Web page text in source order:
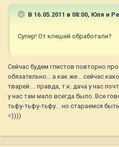
В 16.05.2011 в 08:00, Юля и
Супер! От клешей обработали?
Сейчас будем глистов повторно
обязательно... а как же... сейчас
тварей.... правда, т.к. дача у нас
у нас там мало всегда было. Все
тьфу-тьфу-тьфу... но стараемся
=))))